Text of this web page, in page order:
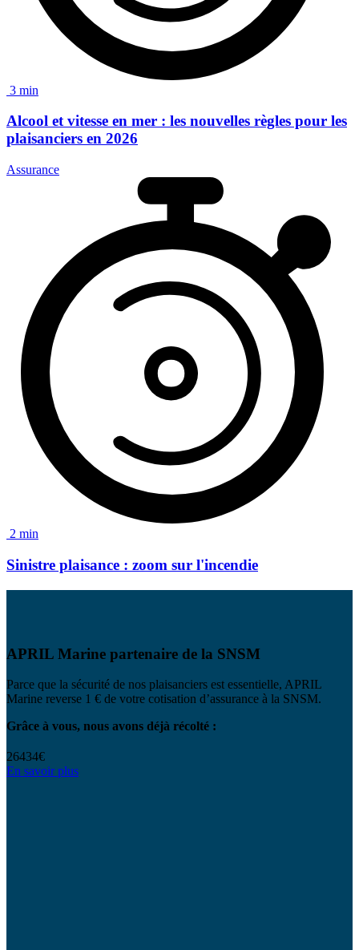
3 min
Alcool et vitesse en mer : les nouvelles règles pour les
plaisanciers en 2026
Assurance
2 min
Sinistre plaisance : zoom sur l'incendie
APRIL Marine partenaire de la SNSM
Parce que la sécurité de nos plaisanciers est essentielle, APRIL
Marine reverse 1 € de votre cotisation d’assurance à la SNSM.
Grâce à vous, nous avons déjà récolté :
26434€
En savoir plus